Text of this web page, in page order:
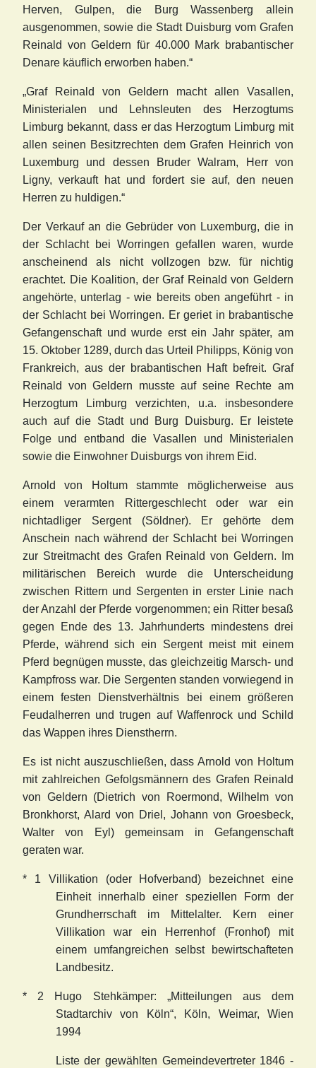
Herven, Gulpen, die Burg Wassenberg allein
ausgenommen, sowie die Stadt Duisburg vom Grafen
Reinald von Geldern für 40.000 Mark brabantischer
Denare käuflich erworben haben.“
„Graf Reinald von Geldern macht allen Vasallen,
Ministerialen und Lehnsleuten des Herzogtums
Limburg bekannt, dass er das Herzogtum Limburg mit
allen seinen Besitzrechten dem Grafen Heinrich von
Luxemburg und dessen Bruder Walram, Herr von
Ligny, verkauft hat und fordert sie auf, den neuen
Herren zu huldigen.“
Der Verkauf an die Gebrüder von Luxemburg, die in
der Schlacht bei Worringen gefallen waren, wurde
anscheinend als nicht vollzogen bzw. für nichtig
erachtet. Die Koalition, der Graf Reinald von Geldern
angehörte, unterlag - wie bereits oben angeführt - in
der Schlacht bei Worringen. Er geriet in brabantische
Gefangenschaft und wurde erst ein Jahr später, am
15. Oktober 1289, durch das Urteil Philipps, König von
Frankreich, aus der brabantischen Haft befreit. Graf
Reinald von Geldern musste auf seine Rechte am
Herzogtum Limburg verzichten, u.a. insbesondere
auch auf die Stadt und Burg Duisburg. Er leistete
Folge und entband die Vasallen und Ministerialen
sowie die Einwohner Duisburgs von ihrem Eid.
Arnold von Holtum stammte möglicherweise aus
einem verarmten Rittergeschlecht oder war ein
nichtadliger Sergent (Söldner). Er gehörte dem
Anschein nach während der Schlacht bei Worringen
zur Streitmacht des Grafen Reinald von Geldern. Im
militärischen Bereich wurde die Unterscheidung
zwischen Rittern und Sergenten in erster Linie nach
der Anzahl der Pferde vorgenommen; ein Ritter besaß
gegen Ende des 13. Jahrhunderts mindestens drei
Pferde, während sich ein Sergent meist mit einem
Pferd begnügen musste, das gleichzeitig Marsch- und
Kampfross war. Die Sergenten standen vorwiegend in
einem festen Dienstverhältnis bei einem größeren
Feudalherren und trugen auf Waffenrock und Schild
das Wappen ihres Dienstherrn.
Es ist nicht auszuschließen, dass Arnold von Holtum
mit zahlreichen Gefolgsmännern des Grafen Reinald
von Geldern (Dietrich von Roermond, Wilhelm von
Bronkhorst, Alard von Driel, Johann von Groesbeck,
Walter von Eyl) gemeinsam in Gefangenschaft
geraten war.
* 1 Villikation (oder Hofverband) bezeichnet eine
Einheit innerhalb einer speziellen Form der
Grundherrschaft im Mittelalter. Kern einer
Villikation war ein Herrenhof (Fronhof) mit
einem umfangreichen selbst bewirtschafteten
Landbesitz.
* 2 Hugo Stehkämper: „Mitteilungen aus dem
Stadtarchiv von Köln“, Köln, Weimar, Wien
1994
Liste der gewählten Gemeindevertreter 1846 -